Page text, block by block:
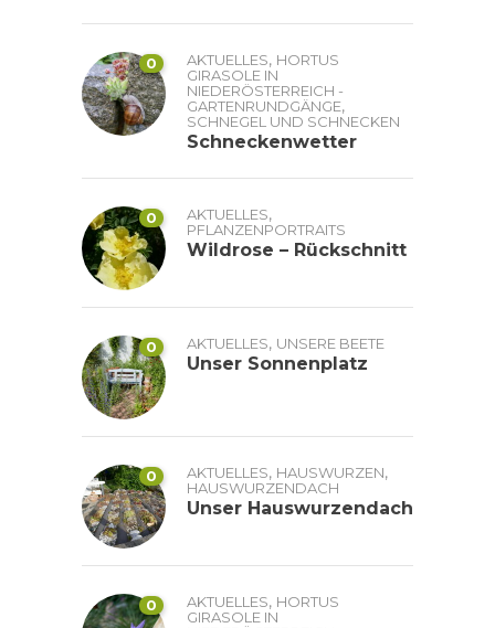
0 AKTUELLES, HORTUS
GIRASOLE IN
NIEDERÖSTERREICH -
GARTENRUNDGÄNGE,
SCHNEGEL UND SCHNECKEN
Schneckenwetter
0 AKTUELLES,
PFLANZENPORTRAITS
Wildrose – Rückschnitt
0 AKTUELLES, UNSERE BEETE
Unser Sonnenplatz
0 AKTUELLES, HAUSWURZEN,
HAUSWURZENDACH
Unser Hauswurzendach
0 AKTUELLES, HORTUS
GIRASOLE IN